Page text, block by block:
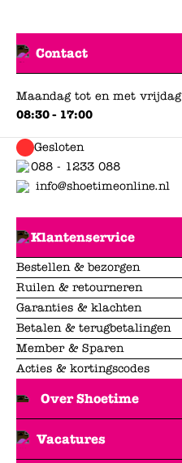
Contact
Maandag tot en met vrijdag
08:30 - 17:00
Gesloten
088 - 1233 088
info@shoetimeonline.nl
Klantenservice
Bestellen & bezorgen
Ruilen & retourneren
Garanties & klachten
Betalen & terugbetalingen
Member & Sparen
Acties & kortingscodes
Over Shoetime
Vacatures